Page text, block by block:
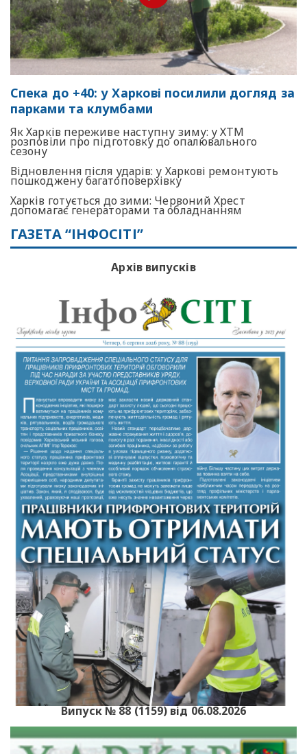
Спека до +40: у Харкові посилили догляд за
парками та клумбами
Як Харків переживе наступну зиму: у ХТМ
розповіли про підготовку до опалювального
сезону
Відновлення після ударів: у Харкові ремонтують
пошкоджену багатоповерхівку
Харків готується до зими: Червоний Хрест
допомагає генераторами та обладнанням
ГАЗЕТА “ІНФОСІТІ”
Архів випусків
Випуск № 88 (1159) від 06.08.2026